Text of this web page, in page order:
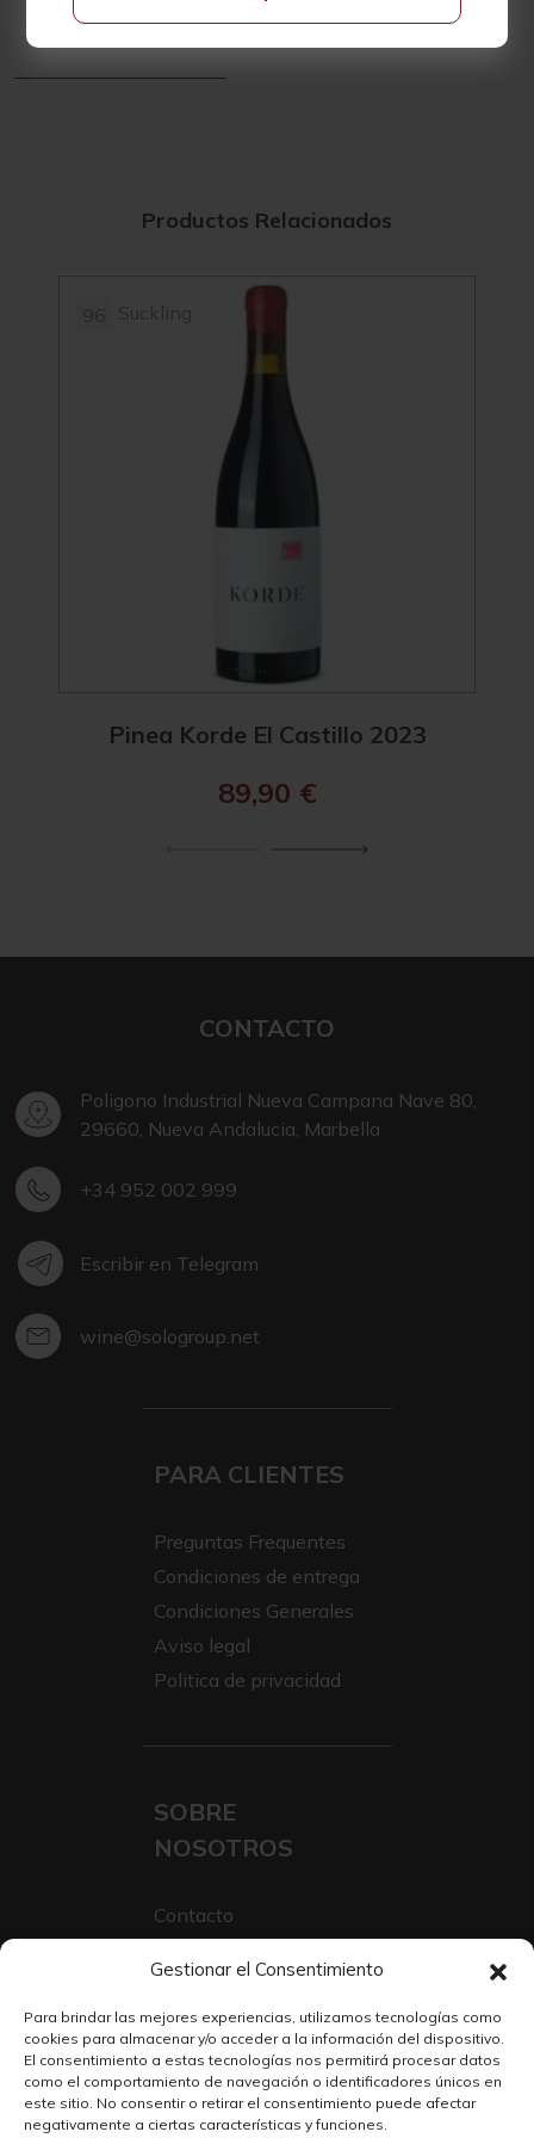
Gestionar el Consentimiento
Para brindar las mejores experiencias, utilizamos tecnologías como
cookies para almacenar y/o acceder a la información del dispositivo.
El consentimiento a estas tecnologías nos permitirá procesar datos
como el comportamiento de navegación o identificadores únicos en
este sitio. No consentir o retirar el consentimiento puede afectar
negativamente a ciertas características y funciones.
con alma, profundidad y una historia que contar.
Productos Relacionados
Suckling
Pinea Korde El Castillo 2023
89,90 €
CONTACTO
Poligono Industrial Nueva Campana Nave 80,
29660, Nueva Andalucia, Marbella
+34 952 002 999
Escribir en Telegram
wine@sologroup.net
PARA CLIENTES
Preguntas Frequentes
Condiciones de entrega
Condiciones Generales
Aviso legal
Politica de privacidad
SOBRE
NOSOTROS
Contacto